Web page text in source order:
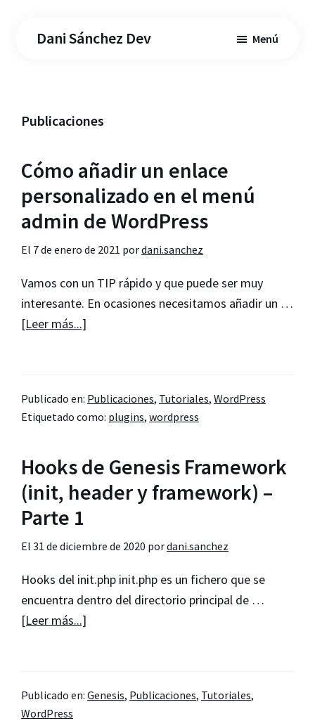
Dani Sánchez Dev Menú
Publicaciones
Cómo añadir un enlace
personalizado en el menú
admin de WordPress
El 7 de enero de 2021 pordani.sanchez
Vamos con un TIP rápido y que puede ser muy
interesante. En ocasiones necesitamos añadir un …
[Leer más...]
un
enlace
en
el
de
Publicado en: Publicaciones, Tutoriales, WordPress
Etiquetado como: plugins, wordpress
Hooks de Genesis Framework
(init, header y framework) –
Parte 1
El 31 de diciembre de 2020 pordani.sanchez
Hooks del init.php init.php es un fichero que se
encuentra dentro del directorio principal de …
[Leer más...]
Genesis
Publicado en: Genesis, Publicaciones, Tutoriales,
WordPress